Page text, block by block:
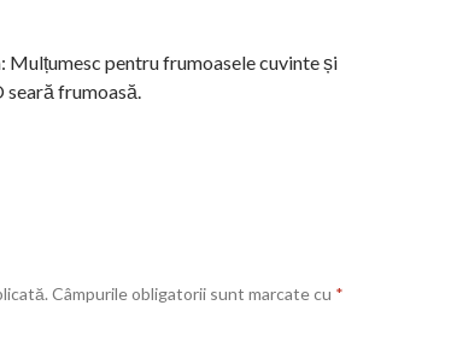
Mulțumesc pentru frumoasele cuvinte și
seară frumoasă.
Câmpurile obligatorii sunt marcate cu *